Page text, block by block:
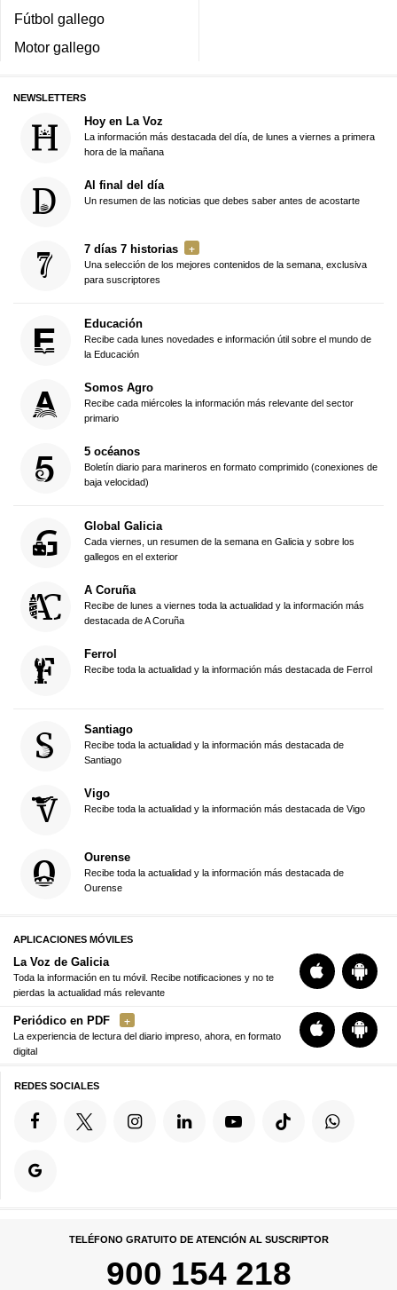
Fútbol gallego
Motor gallego
NEWSLETTERS
Hoy en La Voz
La información más destacada del día, de lunes a viernes a primera
hora de la mañana
Al final del día
Un resumen de las noticias que debes saber antes de acostarte
7 días 7 historias
Una selección de los mejores contenidos de la semana, exclusiva
para suscriptores
Educación
Recibe cada lunes novedades e información útil sobre el mundo de
la Educación
Somos Agro
Recibe cada miércoles la información más relevante del sector
primario
5 océanos
Boletín diario para marineros en formato comprimido (conexiones de
baja velocidad)
Global Galicia
Cada viernes, un resumen de la semana en Galicia y sobre los
gallegos en el exterior
A Coruña
Recibe de lunes a viernes toda la actualidad y la información más
destacada de A Coruña
Ferrol
Recibe toda la actualidad y la información más destacada de Ferrol
Santiago
Recibe toda la actualidad y la información más destacada de
Santiago
Vigo
Recibe toda la actualidad y la información más destacada de Vigo
Ourense
Recibe toda la actualidad y la información más destacada de
Ourense
APLICACIONES MÓVILES
La Voz de Galicia
Toda la información en tu móvil. Recibe notificaciones y no te
pierdas la actualidad más relevante
Periódico en PDF
La experiencia de lectura del diario impreso, ahora, en formato
digital
REDES SOCIALES
TELÉFONO GRATUITO DE ATENCIÓN AL SUSCRIPTOR
900 154 218